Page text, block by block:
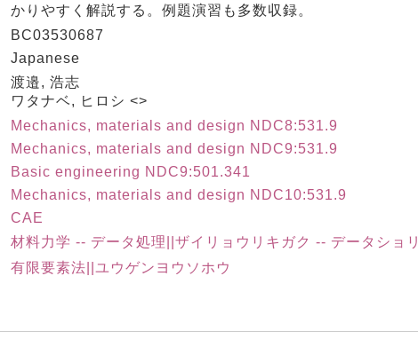
かりやすく解説する。例題演習も多数収録。
BC03530687
Japanese
渡邉, 浩志
ワタナベ, ヒロシ <>
Mechanics, materials and design NDC8:531.9
Mechanics, materials and design NDC9:531.9
Basic engineering NDC9:501.341
Mechanics, materials and design NDC10:531.9
CAE
材料力学 -- データ処理||ザイリョウリキガク -- データショリ
有限要素法||ユウゲンヨウソホウ